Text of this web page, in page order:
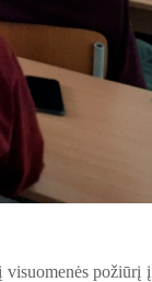
požiūrį į